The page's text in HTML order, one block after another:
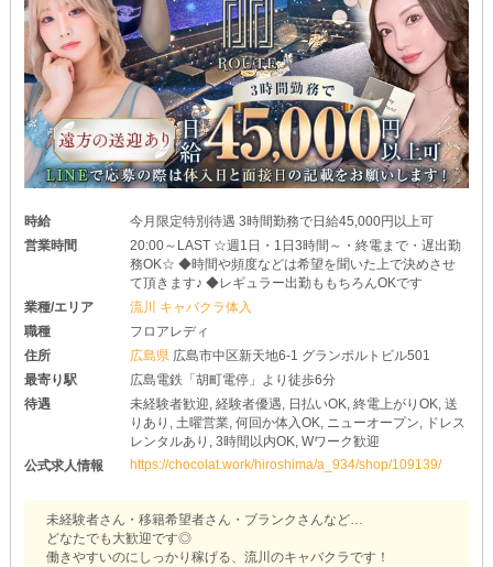
時給
今月限定特別待遇 3時間勤務で日給45,000円以上可
営業時間
20:00～LAST ☆週1日・1日3時間～・終電まで・遅出勤
務OK☆ ◆時間や頻度などは希望を聞いた上で決めさせ
て頂きます♪ ◆レギュラー出勤ももちろんOKです
業種/エリア
流川 キャバクラ体入
職種
フロアレディ
住所
広島県 広島市中区新天地6-1 グランポルトビル501
最寄り駅
広島電鉄「胡町電停」より徒歩6分
待遇
未経験者歓迎, 経験者優遇, 日払いOK, 終電上がりOK, 送
りあり, 土曜営業, 何回か体入OK, ニューオープン, ドレス
レンタルあり, 3時間以内OK, Wワーク歓迎
公式求人情報
https://chocolat.work/hiroshima/a_934/shop/109139/
未経験者さん・移籍希望者さん・ブランクさんなど…
どなたでも大歓迎です◎
働きやすいのにしっかり稼げる、流川のキャバクラです！